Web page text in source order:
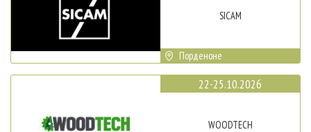
SICAM
Порденоне
22-25.10.2026
WOODTECH